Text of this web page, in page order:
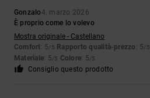
Gonzalo4. marzo 2026
È proprio come lo volevo
Mostra originale - Castellano
Comfort: 5/5 Rapporto qualità-prezzo : 5/5
Materiale: 5/5 Colore: 5/5
Consiglio questo prodotto